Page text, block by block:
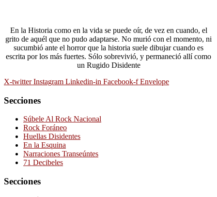
En la Historia como en la vida se puede oír, de vez en cuando, el
grito de aquél que no pudo adaptarse. No murió con el momento, ni
sucumbió ante el horror que la historia suele dibujar cuando es
escrita por los más fuertes. Sólo sobrevivió, y permaneció allí como
un Rugido Disidente
X-twitter Instagram Linkedin-in Facebook-f Envelope
Secciones
Súbele Al Rock Nacional
Rock Foráneo
Huellas Disidentes
En la Esquina
Narraciones Transeúntes
71 Decibeles
Secciones